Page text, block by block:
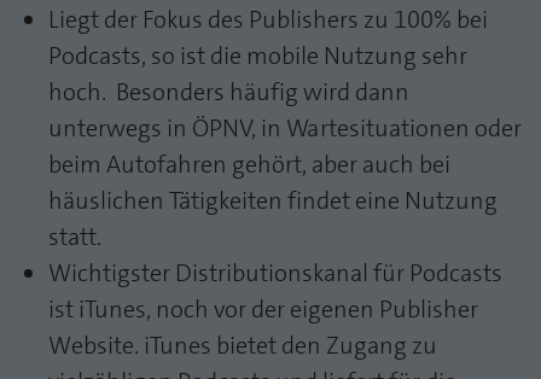
Liegt der Fokus des Publishers zu 100% bei
Podcasts, so ist die mobile Nutzung sehr
hoch. Besonders häufig wird dann
unterwegs in ÖPNV, in Wartesituationen oder
beim Autofahren gehört, aber auch bei
häuslichen Tätigkeiten findet eine Nutzung
statt.
Wichtigster Distributionskanal für Podcasts
ist iTunes, noch vor der eigenen Publisher
Website. iTunes bietet den Zugang zu